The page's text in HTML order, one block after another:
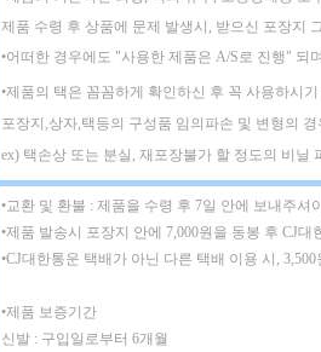
제품 수령 후 상품에 문제 발생시, 받으신 포장지
•어떠한 경우에도 "사용한 제품은 A/S로 진행" 되
•제품의 택은 꼼꼼하게 확인하신 후 꼭 사용하시
포장지,상자,택등의 구성품 임의파손 및 변형의
ex) 택손상 또는 분실, 재포장불가 할 정도의 비닐
•교환 및 환불 : 제품을 수령 후 7일 안에 보내주셔
•제품 발송시 포장지 안에 7,000원을 동봉 후 CJ
•CJ대한통운 택배가 아닌 다른 택배 이용 시,
•제품 보증기간
신발 : 구입일로부터 6개월